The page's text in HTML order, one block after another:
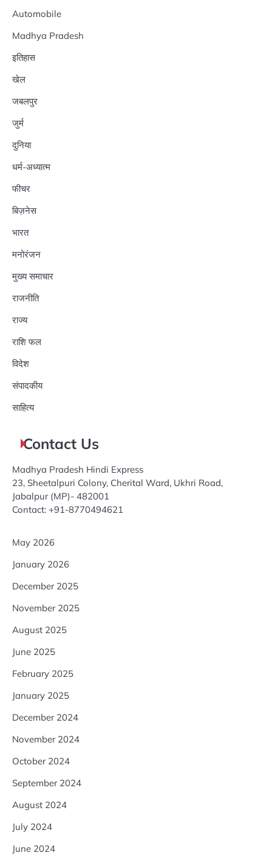
Automobile
Madhya Pradesh
इतिहास
खेल
जबलपुर
जुर्म
दुनिया
धर्म-अध्यात्म
फीचर
बिज़नेस
भारत
मनोरंजन
मुख्य समाचार
राजनीति
राज्य
राशि फल
विदेश
संपादकीय
साहित्य
Contact Us
Madhya Pradesh Hindi Express
23, Sheetalpuri Colony, Cherital Ward, Ukhri Road,
Jabalpur (MP)- 482001
Contact: +91-8770494621
May 2026
January 2026
December 2025
November 2025
August 2025
June 2025
February 2025
January 2025
December 2024
November 2024
October 2024
September 2024
August 2024
July 2024
June 2024